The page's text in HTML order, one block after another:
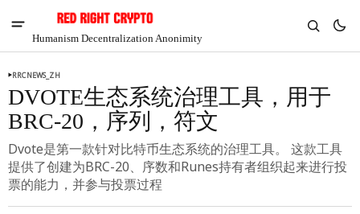
Humanism Decentralization Anonimity
RRCNEWS_ZH
DVOTE生态系统治理工具，用于
BRC-20，序列，符文
Dvote是第一款针对比特币生态系统的治理工具。 这款工具
提供了创建为BRC-20、序数和Runes持有者组织起来进行投
票的能力，并参与投票过程